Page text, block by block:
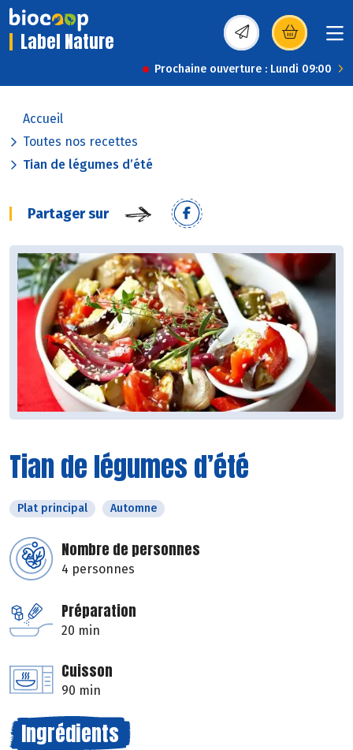
Label Nature (s’ouvre dans une
Prochaine ouverture : Lundi 09:00
Accueil
Toutes nos recettes
Tian de légumes d’été
Partager sur
Tian de légumes d’été
Plat principal Automne
Nombre de personnes
4 personnes
Préparation
20 min
Cuisson
90 min
Ingrédients